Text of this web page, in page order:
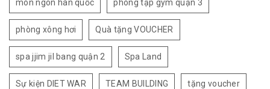
món ngon hàn quốc phòng tập gym quận 3
phòng xông hơi Quà tặng VOUCHER
spa jjim jil bang quận 2 Spa Land
Sự kiện DIET WAR TEAM BUILDING tặng voucher